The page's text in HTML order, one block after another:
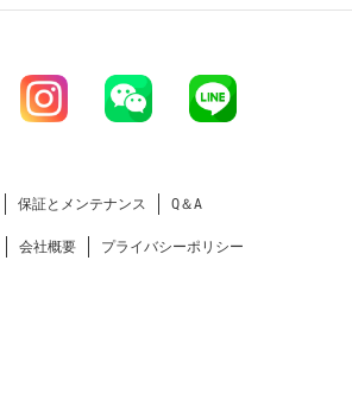
保証とメンテナンス Q＆A
会社概要 プライバシーポリシー